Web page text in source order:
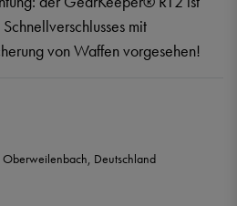
mit
von Waffen vorgesehen!
Deutschland